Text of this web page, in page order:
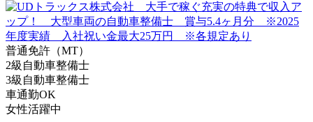
普通免許（MT）
2級自動車整備士
3級自動車整備士
車通勤OK
女性活躍中